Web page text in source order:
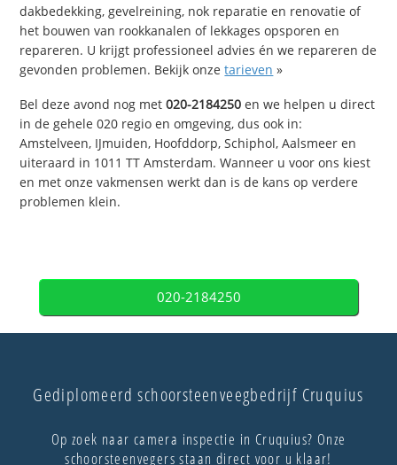
dakbedekking, gevelreining, nok reparatie en renovatie of
het bouwen van rookkanalen of lekkages opsporen en
repareren. U krijgt professioneel advies én we repareren de
gevonden problemen. Bekijk onzetarieven »
Bel deze avond nog met020-2184250 en we helpen u direct
in de gehele 020 regio en omgeving, dus ook in:
Amstelveen, IJmuiden, Hoofddorp, Schiphol, Aalsmeer en
uiteraard in 1011 TT Amsterdam. Wanneer u voor ons kiest
en met onze vakmensen werkt dan is de kans op verdere
problemen klein.
020-2184250
Gediplomeerd schoorsteenveegbedrijf Cruquius
Op zoek naar camera inspectie in Cruquius? Onze
schoorsteenvegers staan direct voor u klaar!